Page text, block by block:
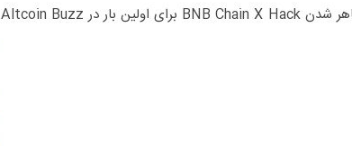
The Post Binance هشدار فوری پس از ظاهر شدن BNB Chain X Hack برای اولین بار در Altcoin Buzz